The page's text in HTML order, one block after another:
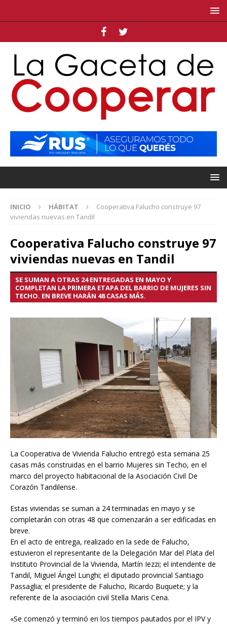
INICIO HÁBITAT
Cooperativa Falucho construye 97
viviendas nuevas en Tandil
Cooperativa Falucho construye 97
viviendas nuevas en Tandil
SE SUMAN A OTRAS 24 ENTREGADAS EN MAYO Y
COMPLETAN LA PRIMERA ETAPA DEL BARRIO DE MUJERES SIN
TECHO. EN BREVE HARÁN 48 CASAS MÁS.
La Cooperativa de Vivienda Falucho entregó esta semana 25
casas más construidas en el barrio Mujeres sin Techo, en el
marco del proyecto habitacional de la Asociación Civil De
Corazón Tandilense.
Estas viviendas se suman a 24 terminadas en mayo y se
completarán con otras 48 que comenzarán a ser edificadas en
breve.
En el acto de entrega, realizado en la sede de Falucho,
estuvieron el representante de la Delegación Mar del Plata del
Instituto Provincial de la Vivienda, Martín Iezzi; el intendente de
Tandil, Miguel Ángel Lunghi; el diputado provincial Santiago
Passaglia; el presidente de Falucho, Ricardo Buquete; y la
referente de la asociación civil Stella Maris Cena.
«Se comenzó y terminó en los tiempos pautados por el IPV y